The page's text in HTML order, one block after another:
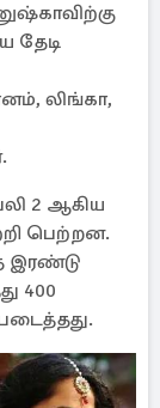
தேடி
லிங்கா,
2 ஆகிய
பெற்றன.
இரண்டு
400